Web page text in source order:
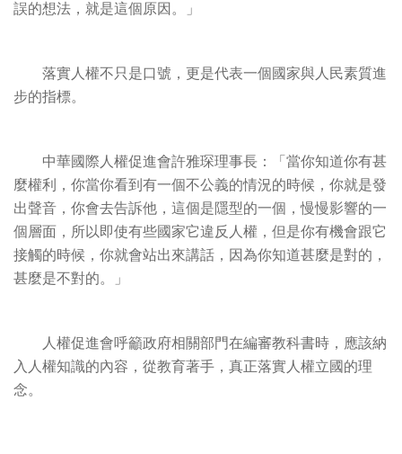
誤的想法，就是這個原因。」
落實人權不只是口號，更是代表一個國家與人民素質進
步的指標。
中華國際人權促進會許雅琛理事長：「當你知道你有甚
麼權利，你當你看到有一個不公義的情況的時候，你就是發
出聲音，你會去告訴他，這個是隱型的一個，慢慢影響的一
個層面，所以即使有些國家它違反人權，但是你有機會跟它
接觸的時候，你就會站出來講話，因為你知道甚麼是對的，
甚麼是不對的。」
人權促進會呼籲政府相關部門在編審教科書時，應該納
入人權知識的內容，從教育著手，真正落實人權立國的理
念。